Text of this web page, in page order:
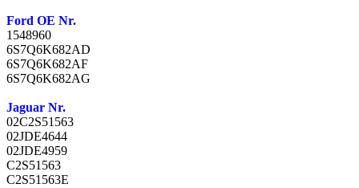
Ford OE Nr.
1548960
6S7Q6K682AD
6S7Q6K682AF
6S7Q6K682AG
Jaguar Nr.
02C2S51563
02JDE4644
02JDE4959
C2S51563
C2S51563E